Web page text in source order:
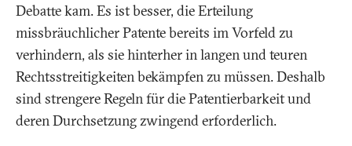
Debatte kam. Es ist besser, die Erteilung
missbräuchlicher Patente bereits im Vorfeld zu
verhindern, als sie hinterher in langen und teuren
Rechtsstreitigkeiten bekämpfen zu müssen. Deshalb
sind strengere Regeln für die Patentierbarkeit und
deren Durchsetzung zwingend erforderlich.